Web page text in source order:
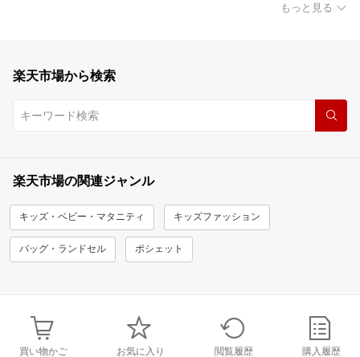
もっと見る
楽天市場から検索
楽天市場の関連ジャンル
キッズ・ベビー・マタニティ キッズファッション
バッグ・ランドセル ポシェット
買い物かご お気に入り 閲覧履歴 購入履歴